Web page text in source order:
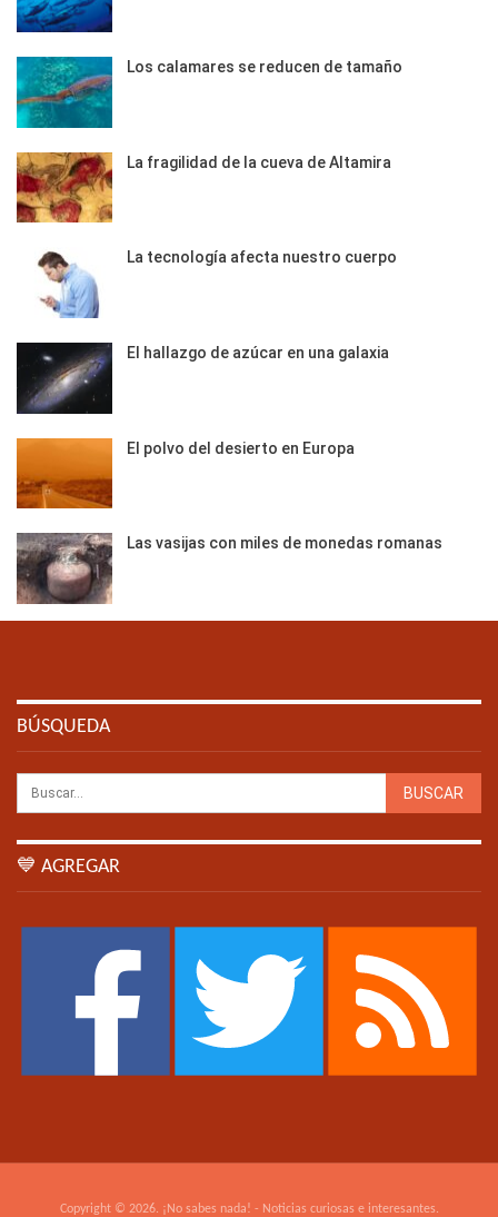
Los calamares se reducen de tamaño
La fragilidad de la cueva de Altamira
La tecnología afecta nuestro cuerpo
El hallazgo de azúcar en una galaxia
El polvo del desierto en Europa
Las vasijas con miles de monedas romanas
BÚSQUEDA
💙 AGREGAR
Copyright © 2026. ¡No sabes nada! - Noticias curiosas e interesantes.